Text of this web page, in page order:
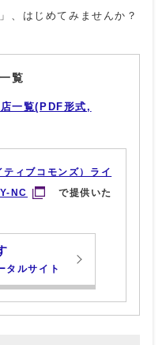
、はじめてみませんか？
覧
一覧(PDF形式,
ィブコモンズ）ライ
NC
で提供いた
タルサイト